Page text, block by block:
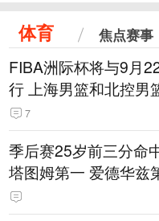
体育 焦点赛事
FIBA洲际杯将与9月
行 上海男篮和北控男
7
季后赛25岁前三分命
塔图姆第一 爱德华兹